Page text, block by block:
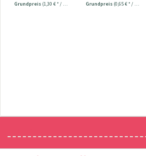
Grundpreis (1,30 € * / 1 Meter) Grundpreis (0,65 € * / 1 Meter)